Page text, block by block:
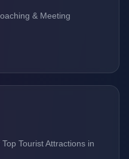
& Meeting
Tourist Attractions in